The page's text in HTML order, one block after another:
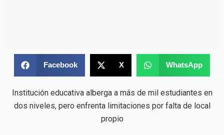
Facebook X WhatsApp
Institución educativa alberga a más de mil estudiantes en
dos niveles, pero enfrenta limitaciones por falta de local
propio